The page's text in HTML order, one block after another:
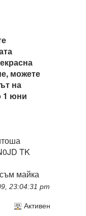
можете
на
1 юни
TK
майка
23:04:31 pm
Активен